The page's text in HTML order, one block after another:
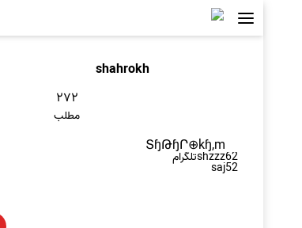
shahrokh
۲۷۲
مطلب
ՏɧԹɧՐ⊕kɧ,m
shzzz62تلگرام
saj52